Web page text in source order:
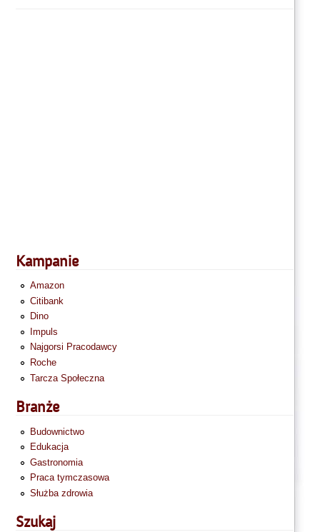
Kampanie
Amazon
Citibank
Dino
Impuls
Najgorsi Pracodawcy
Roche
Tarcza Społeczna
Branże
Budownictwo
Edukacja
Gastronomia
Praca tymczasowa
Służba zdrowia
Szukaj